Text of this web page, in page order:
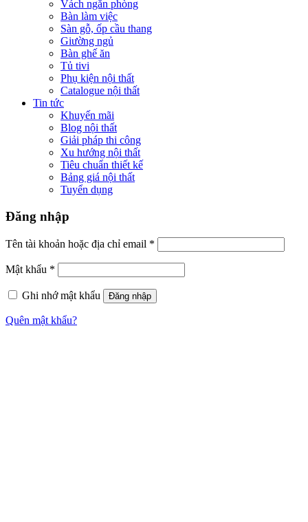
Vách ngăn phòng
Bàn làm việc
Sàn gỗ, ốp cầu thang
Giường ngủ
Bàn ghế ăn
Tủ tivi
Phụ kiện nội thất
Catalogue nội thất
Tin tức
Khuyến mãi
Blog nội thất
Giải pháp thi công
Xu hướng nội thất
Tiêu chuẩn thiết kế
Bảng giá nội thất
Tuyển dụng
Đăng nhập
Tên tài khoản hoặc địa chỉ email *
Mật khẩu *
Ghi nhớ mật khẩu Đăng nhập
Quên mật khẩu?